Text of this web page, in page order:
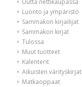
Uutta nettikaupassa
Luonto ja ympäristö
Sammakon kirjailijat
Sammakon kirjat
Tulossa
Muut tuotteet
Kalenterit
Aikuisten värityskirjat
Matkaoppaat